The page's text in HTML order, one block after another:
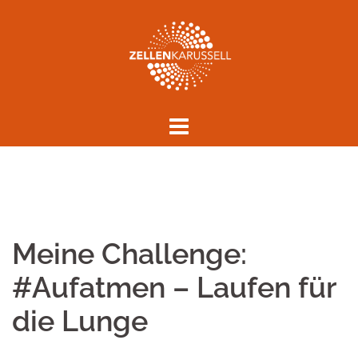
Meine Challenge:
#Aufatmen – Laufen für
die Lunge